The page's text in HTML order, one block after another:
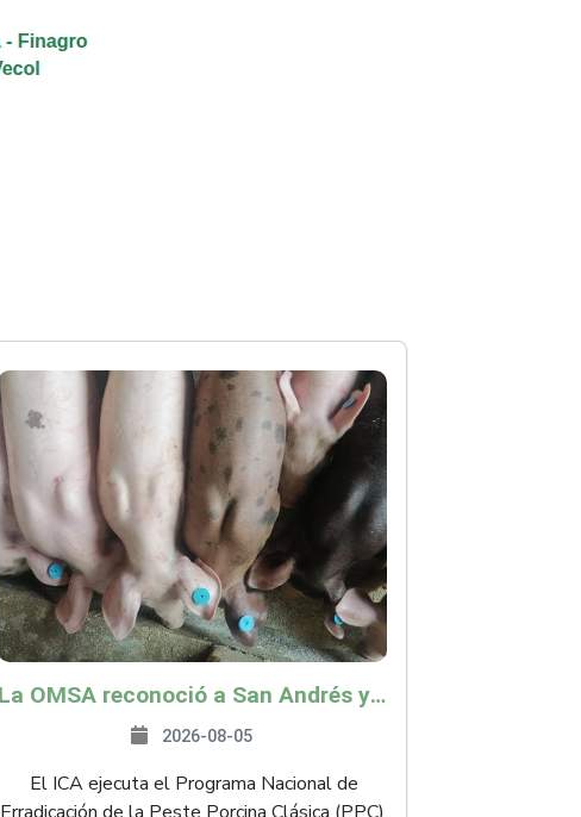
La OMSA reconoció a San Andrés y Providencia como zona libre de Peste Porcina Clásica (PPC)
2026-08-05
El ICA ejecuta el Programa Nacional de